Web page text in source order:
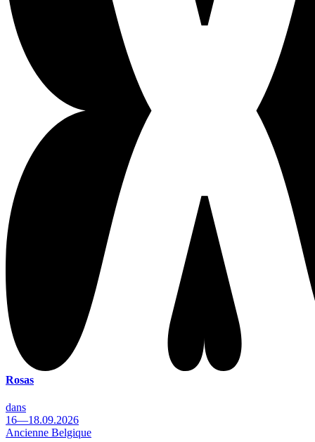
Rosas
dans
16—18.09.2026
Ancienne Belgique